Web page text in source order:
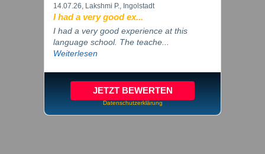
14.07.26, Lakshmi P., Ingolstadt
I had a very good ex...
I had a very good experience at this
language school. The teache...
Weiterlesen
JETZT BEWERTEN
Datenschutzerklärung